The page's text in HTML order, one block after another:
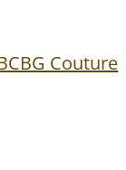
Couture